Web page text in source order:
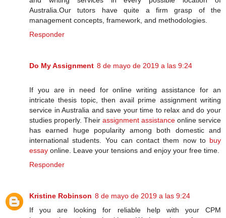
Australia.Our tutors have quite a firm grasp of the
management concepts, framework, and methodologies.
Responder
Do My Assignment 8 de mayo de 2019 a las 9:24
If you are in need for online writing assistance for an
intricate thesis topic, then avail prime assignment writing
service in Australia and save your time to relax and do your
studies properly. Their assignment assistance online service
has earned huge popularity among both domestic and
international students. You can contact them now to buy
essay online. Leave your tensions and enjoy your free time.
Responder
Kristine Robinson 8 de mayo de 2019 a las 9:24
If you are looking for reliable help with your CPM